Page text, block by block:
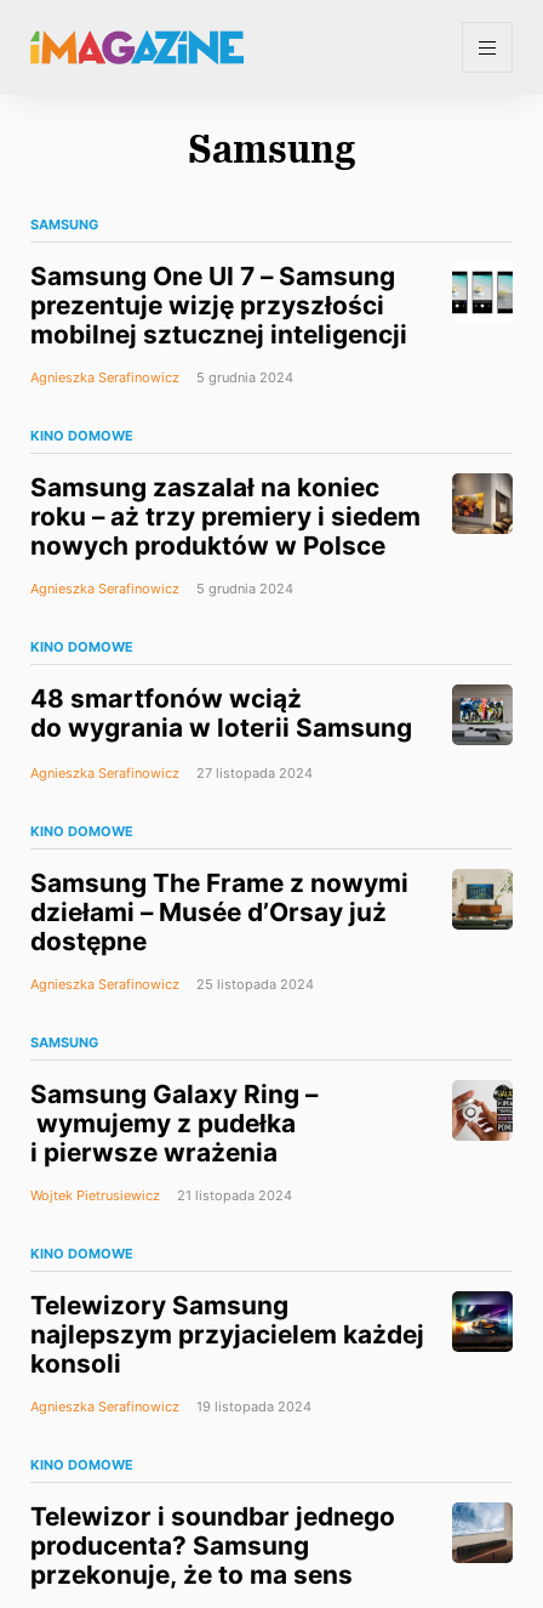
Samsung
SAMSUNG
Samsung One UI 7 – Samsung
prezentuje wizję przyszłości
mobilnej sztucznej inteligencji
Agnieszka Serafinowicz 5 grudnia 2024
KINO DOMOWE
Samsung zaszalał na koniec
roku – aż trzy premiery i siedem
nowych produktów w Polsce
Agnieszka Serafinowicz 5 grudnia 2024
KINO DOMOWE
48 smartfonów wciąż
do wygrania w loterii Samsung
Agnieszka Serafinowicz 27 listopada 2024
KINO DOMOWE
Samsung The Frame z nowymi
dziełami – Musée d’Orsay już
dostępne
Agnieszka Serafinowicz 25 listopada 2024
SAMSUNG
Samsung Galaxy Ring –
wymujemy z pudełka
i pierwsze wrażenia
Wojtek Pietrusiewicz 21 listopada 2024
KINO DOMOWE
Telewizory Samsung
najlepszym przyjacielem każdej
konsoli
Agnieszka Serafinowicz 19 listopada 2024
KINO DOMOWE
Telewizor i soundbar jednego
producenta? Samsung
przekonuje, że to ma sens